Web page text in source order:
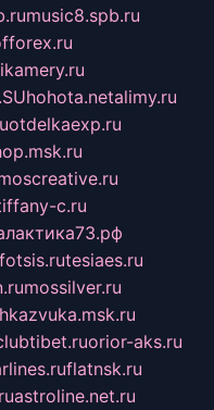
music8.spb.ru
hohota.netalimy.ru
otdelkaexp.ru
c.ru
fotsis.rutesiaes.ru
mossilver.ru
orior-aks.ru
flatnsk.ru
astroline.net.ru